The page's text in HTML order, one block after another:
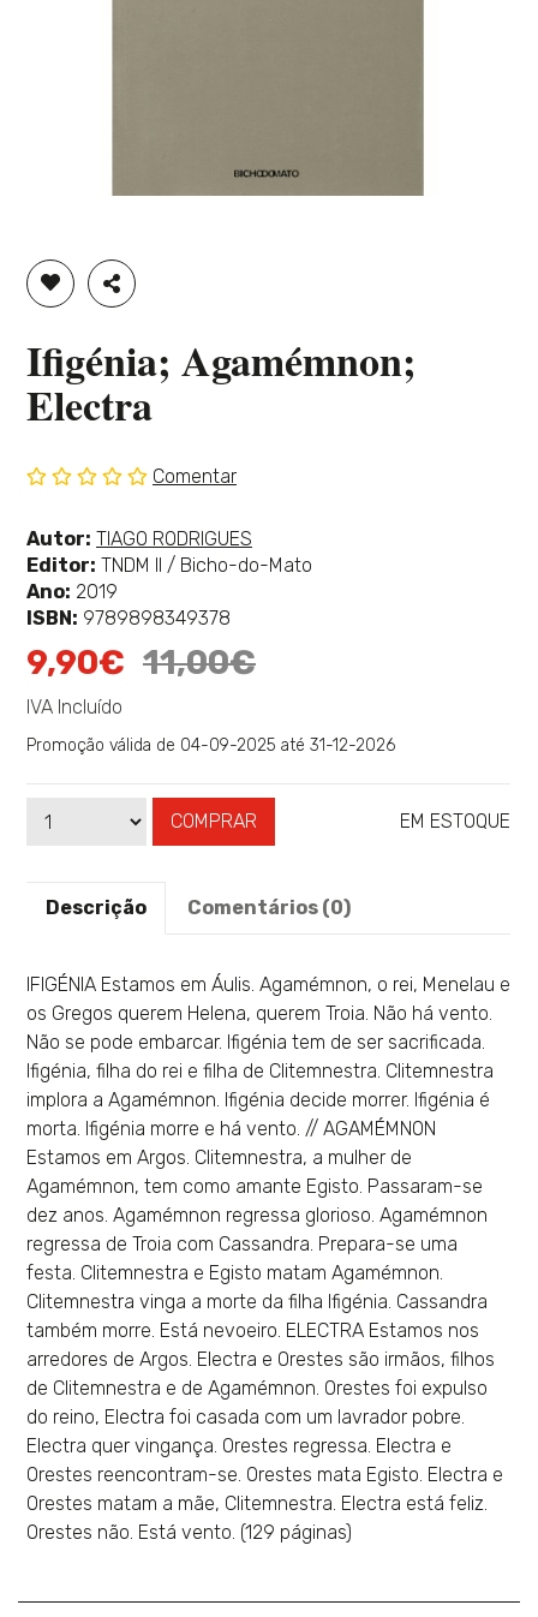
ADICIONAR À LISTA DE DESEJOS
PARTILHAR
Ifigénia; Agamémnon;
Electra
classificação
Comentar
Autor: Ver
mais
sobre
TIAGO RODRIGUES
Editor: TNDM II / Bicho-do-Mato
Ano: 2019
ISBN: 9789898349378
9,90€ 11,00€
IVA Incluído
Promoção válida de 04-09-2025 até 31-12-2026
Qtd COMPRAR
Disponibilidade: EM ESTOQUE
Descrição Comentários (0)
IFIGÉNIA Estamos em Áulis. Agamémnon, o rei, Menelau e
os Gregos querem Helena, querem Troia. Não há vento.
Não se pode embarcar. Ifigénia tem de ser sacrificada.
Ifigénia, filha do rei e filha de Clitemnestra. Clitemnestra
implora a Agamémnon. Ifigénia decide morrer. Ifigénia é
morta. Ifigénia morre e há vento. // AGAMÉMNON
Estamos em Argos. Clitemnestra, a mulher de
Agamémnon, tem como amante Egisto. Passaram-se
dez anos. Agamémnon regressa glorioso. Agamémnon
regressa de Troia com Cassandra. Prepara-se uma
festa. Clitemnestra e Egisto matam Agamémnon.
Clitemnestra vinga a morte da filha Ifigénia. Cassandra
também morre. Está nevoeiro. ELECTRA Estamos nos
arredores de Argos. Electra e Orestes são irmãos, filhos
de Clitemnestra e de Agamémnon. Orestes foi expulso
do reino, Electra foi casada com um lavrador pobre.
Electra quer vingança. Orestes regressa. Electra e
Orestes reencontram-se. Orestes mata Egisto. Electra e
Orestes matam a mãe, Clitemnestra. Electra está feliz.
Orestes não. Está vento. (129 páginas)